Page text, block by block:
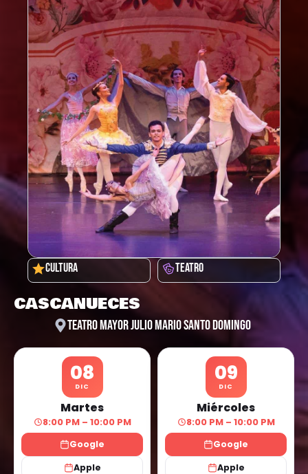
CULTURA TEATRO
CASCANUECES
TEATRO MAYOR JULIO MARIO SANTO DOMINGO
08
DIC
Martes
8:00 PM – 10:00 PM
Google
Apple
09
DIC
Miércoles
8:00 PM – 10:00 PM
Google
Apple